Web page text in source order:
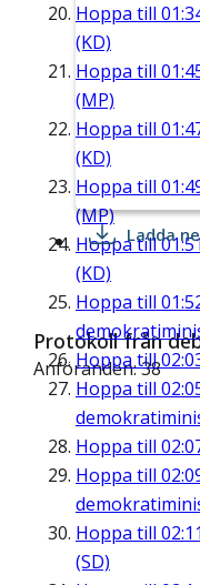
Hoppa till
(KD)
Hoppa till
(MP)
Hoppa till
(KD)
Hoppa till
(MP)
Hoppa till
(KD)
Hoppa till
Hoppa till
Hoppa till
Hoppa till
Hoppa till
Hoppa till
(SD)
Ladda
Protokoll från
Anföranden: 38